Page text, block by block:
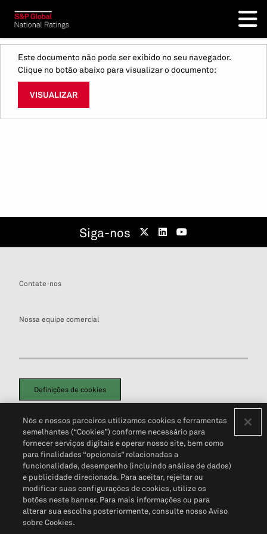
Este documento não pode ser exibido no seu navegador.
Clique no botão abaixo para visualizar o documento:
VISUALIZAR
Siga-nos
Contate-nos
Nossa equipe comercial
Definições de cookies
Política de PrivacidadePortal de privacidade do cliente (em inglês)
Não Venda Minhas Informações Pessoais© 2026 S&P Global
Nós e nossos parceiros utilizamos cookies e ferramentas
semelhantes (“Cookies”) conforme necessário para
fornecer serviços digitais e operar nosso site, bem como
para finalidades “opcionais” relacionadas a
funcionalidade, desempenho (incluindo análise de dados)
e publicidade direcionada. Para aceitar, rejeitar ou
modificar suas configurações de cookies, utilize os
botões neste banner. Para mais informações ou para
alterar sua escolha posteriormente, consulte nosso Aviso
sobre Cookies.